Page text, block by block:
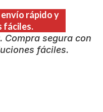
rápido y
fáciles.
Compra segura con
fáciles.